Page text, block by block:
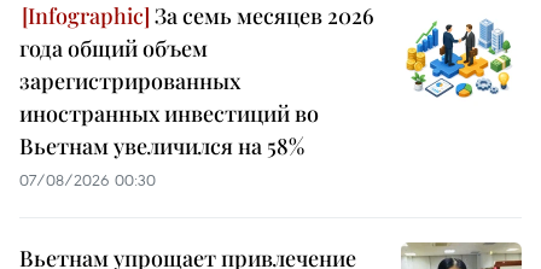
За семь месяцев 2026
года общий объем
зарегистрированных
иностранных инвестиций во
Вьетнам увеличился на 58%
07/08/2026 00:30
Вьетнам упрощает привлечение